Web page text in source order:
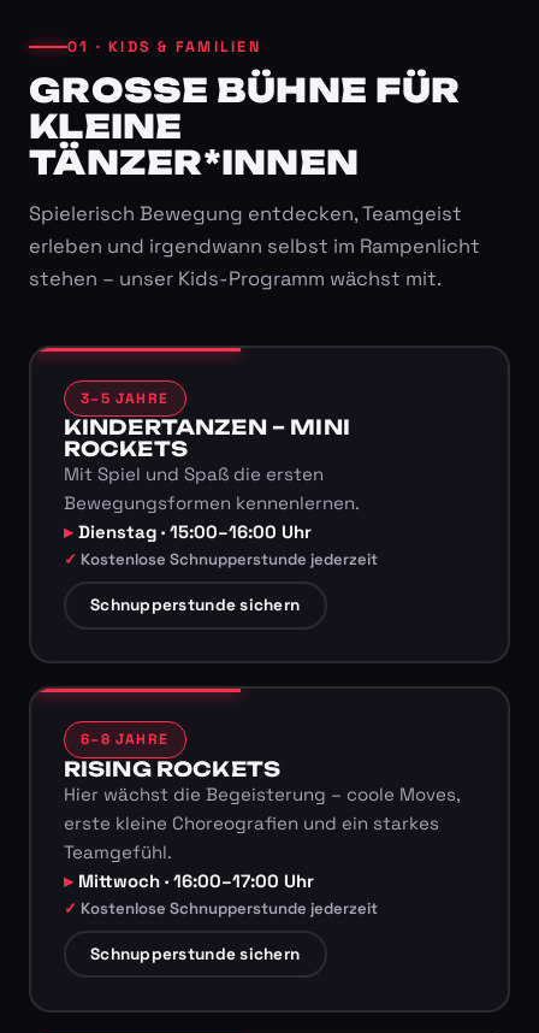
01 · KIDS & FAMILIEN
GROSSE BÜHNE FÜR K
LEINE T
ÄNZER*INNEN
Spielerisch Bewegung entdecken, Teamgeist
erleben und irgendwann selbst im Rampenlicht
stehen – unser Kids-Programm wächst mit.
3–5 JAHRE
KINDERTANZEN – MINI
ROCKETS
Mit Spiel und Spaß die ersten
Bewegungsformen kennenlernen.
Dienstag · 15:00–16:00 Uhr
Kostenlose Schnupperstunde jederzeit
Schnupperstunde sichern
6–8 JAHRE
RISING ROCKETS
Hier wächst die Begeisterung – coole Moves,
erste kleine Choreografien und ein starkes
Teamgefühl.
Mittwoch · 16:00–17:00 Uhr
Kostenlose Schnupperstunde jederzeit
Schnupperstunde sichern